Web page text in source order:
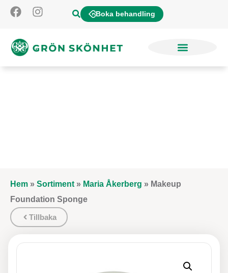
Boka behandling
Tillbaka
Hem » Sortiment » Maria Åkerberg » Makeup
Foundation Sponge